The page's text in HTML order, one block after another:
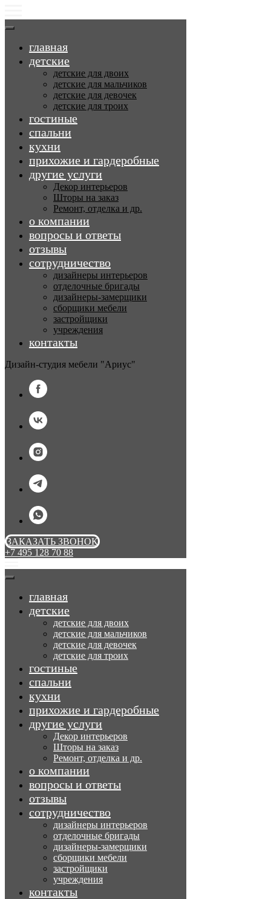
главная
детские
детские для двоих
детские для мальчиков
детские для девочек
детские для троих
гостиные
спальни
кухни
прихожие и гардеробные
другие услуги
Декор интерьеров
Шторы на заказ
Ремонт, отделка и др.
о компании
вопросы и ответы
отзывы
сотрудничество
дизайнеры интерьеров
отделочные бригады
дизайнеры-замерщики
сборщики мебели
застройщики
учреждения
контакты
Дизайн-студия мебели "Ариус"
ЗАКАЗАТЬ ЗВОНОК
+7 495 128 70 88
главная
детские
детские для двоих
детские для мальчиков
детские для девочек
детские для троих
гостиные
спальни
кухни
прихожие и гардеробные
другие услуги
Декор интерьеров
Шторы на заказ
Ремонт, отделка и др.
о компании
вопросы и ответы
отзывы
сотрудничество
дизайнеры интерьеров
отделочные бригады
дизайнеры-замерщики
сборщики мебели
застройщики
учреждения
контакты